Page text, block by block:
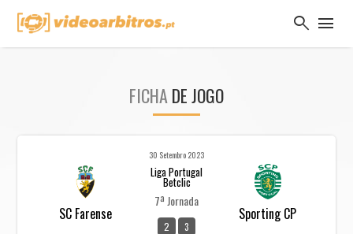
search menu
FICHA DE JOGO
SC Farense
30 Setembro 2023
Liga Portugal
Betclic
7ª Jornada
2 3
Sporting CP